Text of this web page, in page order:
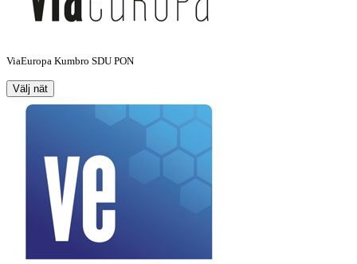
ViaEuropa Kumbro SDU PON
Välj nät